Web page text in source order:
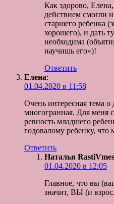
Как здорово,
действием смогли
старшего ребенка
хорошего), и дать
необходима
научишь его»)!
Ответить
Елена:
01.04.2020 в 11:58
Очень интересная тема о
многогранная. Для меня
ревность младшего
годовалому ребенку,
Ответить
Наталья
01.04.2020 в 12:05
Главное, что вы
значит, ВЫ (и